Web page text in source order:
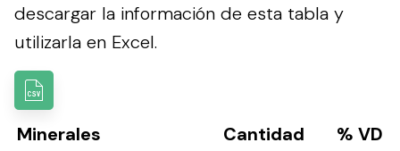
descargar la información de esta tabla y
utilizarla en Excel.
Minerales Cantidad
% VD